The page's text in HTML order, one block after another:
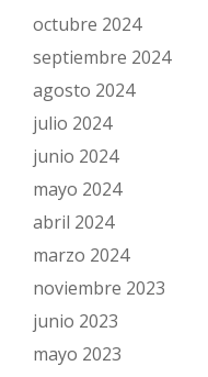
octubre 2024
septiembre 2024
agosto 2024
julio 2024
junio 2024
mayo 2024
abril 2024
marzo 2024
noviembre 2023
junio 2023
mayo 2023